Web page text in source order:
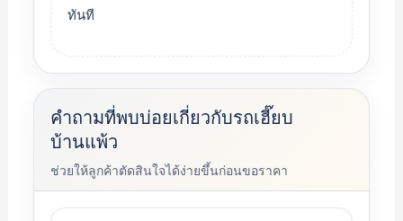
ทันที
คำถามที่พบบ่อยเกี่ยวกับรถเฮี๊ยบ
บ้านแพ้ว
ช่วยให้ลูกค้าตัดสินใจได้ง่ายขึ้นก่อนขอราคา